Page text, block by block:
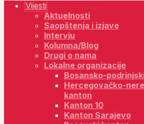
Vijesti
Aktuelnosti
Saopštenja i izjave
Intervju
Kolumna/Blog
Drugi o nama
Lokalne organizacije
Bosansko-
Hercegovačko-
kanton
Kanton 10
Kanton Sarajevo